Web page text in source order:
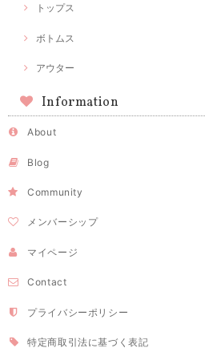
トップス
ボトムス
アウター
Information
About
Blog
Community
メンバーシップ
マイページ
Contact
プライバシーポリシー
特定商取引法に基づく表記